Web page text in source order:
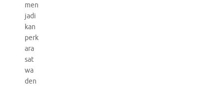
men
jadi
kan
perk
ara
sat
wa
den